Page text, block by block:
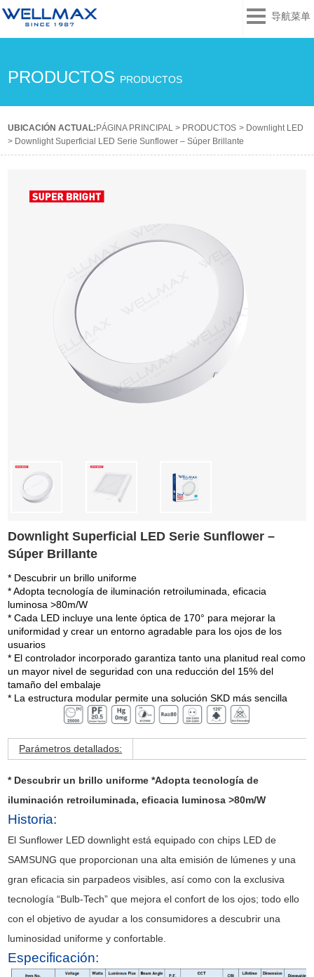
导航菜单
PRODUCTOS PRODUCTOS
UBICACIÓN ACTUAL: PÁGINA PRINCIPAL > PRODUCTOS > Downlight LED
> Downlight Superficial LED Serie Sunflower – Súper Brillante
Downlight Superficial LED Serie Sunflower –
Súper Brillante
* Descubrir un brillo uniforme
* Adopta tecnología de iluminación retroiluminada, eficacia
luminosa >80m/W
* Cada LED incluye una lente óptica de 170° para mejorar la
uniformidad y crear un entorno agradable para los ojos de los
usuarios
* El controlador incorporado garantiza tanto una planitud real como
un mayor nivel de seguridad con una reducción del 15% del
tamaño del embalaje
* La estructura modular permite una solución SKD más sencilla
Parámetros detallados:
* Descubrir un brillo uniforme *Adopta tecnología de
iluminación retroiluminada, eficacia luminosa >80m/W
Historia:
El Sunflower LED downlight está equipado con chips LED de
SAMSUNG que proporcionan una alta emisión de lúmenes y una
gran eficacia sin parpadeos visibles, así como con la exclusiva
tecnología “Bulb-Tech” que mejora el confort de los ojos; todo ello
con el objetivo de ayudar a los consumidores a descubrir una
luminosidad uniforme y confortable.
Especificación: